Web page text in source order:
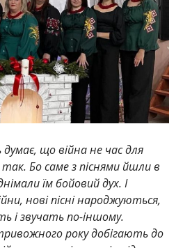
що війна не час для
так. Бо саме з піснями йшли в
їм бойовий дух. І
нові пісні народжуються,
і звучать по-іншому.
року добігають до